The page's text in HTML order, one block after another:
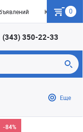
Как купить
0
(343) 350-22-33
Еще
-84%